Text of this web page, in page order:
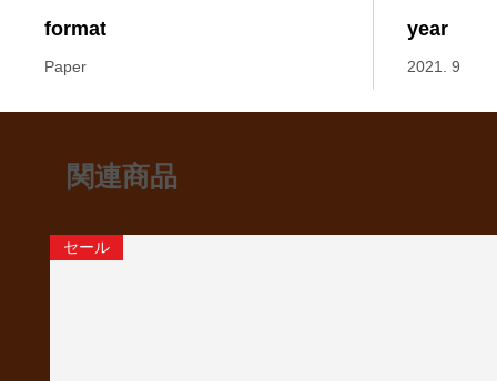
format
Paper
year
2021. 9
関連商品
セール